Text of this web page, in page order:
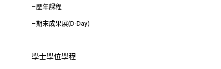
–歷年課程
–期末成果展(D-Day)
學士學位學程